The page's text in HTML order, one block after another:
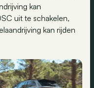
kan
uit te schakelen,
kan rijden